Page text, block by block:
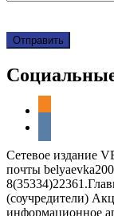
Сетевое издание
почты
(соучредители)
информационное